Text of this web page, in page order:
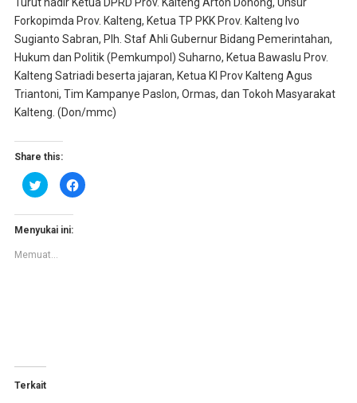
Forkopimda Prov. Kalteng, Ketua TP PKK Prov. Kalteng Ivo
Sugianto Sabran, Plh. Staf Ahli Gubernur Bidang Pemerintahan,
Hukum dan Politik (Pemkumpol) Suharno, Ketua Bawaslu Prov.
Kalteng Satriadi beserta jajaran, Ketua KI Prov Kalteng Agus
Triantoni, Tim Kampanye Paslon, Ormas, dan Tokoh Masyarakat
Kalteng. (Don/mmc)
Share this:
K
l
n
k
a
w
i
K
l
Menyukai ini:
Memuat...
Terkait